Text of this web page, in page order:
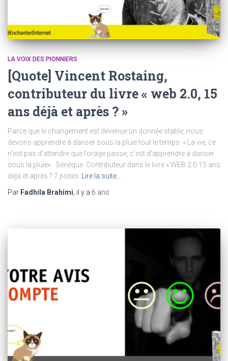
LA VOIX DES PIONNIERS
[Quote] Vincent Rostaing,
contributeur du livre « web 2.0, 15
ans déjà et après ? »
Parce que le changement est devenue un donnée stable, nous
devons apprendre à danser sous la pluie tout le temps. « La vie, ce
n’est pas d’attendre que l’orage passe, c’est d’apprendre à danser
sous la pluie« Sénèque. Contributeur dans le livre « WEB 2.0 15 ans
déjà et après ? 7 pistes
Lire la suite…
Par Fadhila Brahimi , il y a 6 ans